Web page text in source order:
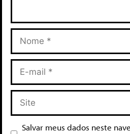
Salvar meus dados neste